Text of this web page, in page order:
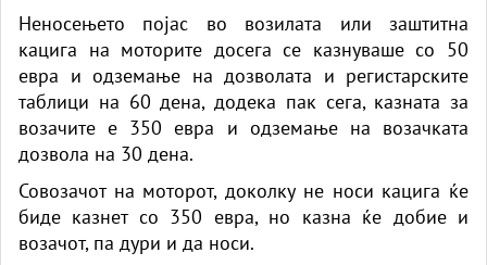
Неносењето појас во возилата или заштитна
кацига на моторите досега се казнуваше со 50
евра и одземање на дозволата и регистарските
таблици на 60 дена, додека пак сега, казната за
возачите е 350 евра и одземање на возачката
дозвола на 30 дена.
Совозачот на моторот, доколку не носи кацига ќе
биде казнет со 350 евра, но казна ќе добие и
возачот, па дури и да носи.